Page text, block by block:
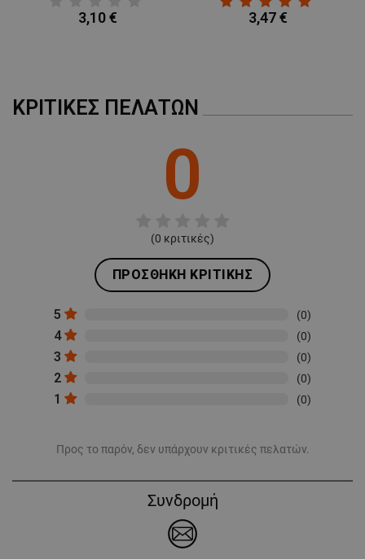
3,10 € 3,47 €
ΚΡΙΤΙΚΈΣ ΠΕΛΑΤΏΝ
0
(0 κριτικές)
ΠΡΟΣΘΉΚΗ ΚΡΙΤΙΚΉΣ
5 (0)
4 (0)
3 (0)
2 (0)
1 (0)
Προς το παρόν, δεν υπάρχουν κριτικές πελατών.
Συνδρομή
ΜΗ ΤΑΞΙΝΟΜΗΜΈΝΑ